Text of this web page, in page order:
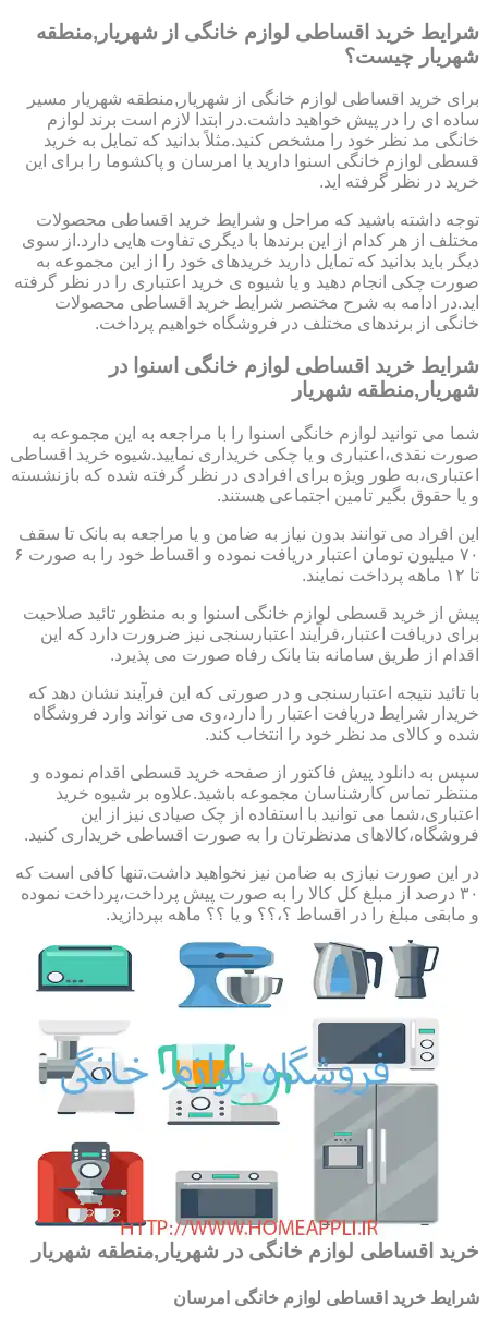
شرایط خرید اقساطی لوازم خانگی از شهریار,منطقه
شهریار چیست؟
برای خرید اقساطی لوازم خانگی از شهریار,منطقه شهریار مسیر
ساده ای را در پیش خواهید داشت.در ابتدا لازم است برند لوازم
خانگی مد نظر خود را مشخص کنید.مثلاً بدانید که تمایل به خرید
قسطی لوازم خانگی اسنوا دارید یا امرسان و پاکشوما را برای این
خرید در نظر گرفته اید.
توجه داشته باشید که مراحل و شرایط خرید اقساطی محصولات
مختلف از هر کدام از این برندها با دیگری تفاوت هایی دارد.از سوی
دیگر باید بدانید که تمایل دارید خریدهای خود را از این مجموعه به
صورت چکی انجام دهید و یا شیوه ی خرید اعتباری را در نظر گرفته
اید.در ادامه به شرح مختصر شرایط خرید اقساطی محصولات
خانگی از برندهای مختلف در فروشگاه خواهیم پرداخت.
شرایط خرید اقساطی لوازم خانگی اسنوا در
شهریار,منطقه شهریار
شما می توانید لوازم خانگی اسنوا را با مراجعه به این مجموعه به
صورت نقدی،اعتباری و یا چکی خریداری نمایید.شیوه خرید اقساطی
اعتباری،به طور ویژه برای افرادی در نظر گرفته شده که بازنشسته
و یا حقوق بگیر تامین اجتماعی هستند.
این افراد می توانند بدون نیاز به ضامن و یا مراجعه به بانک تا سقف
۷۰ میلیون تومان اعتبار دریافت نموده و اقساط خود را به صورت ۶
تا ۱۲ ماهه پرداخت نمایند.
پیش از خرید قسطی لوازم خانگی اسنوا و به منظور تائید صلاحیت
برای دریافت اعتبار،فرآیند اعتبارسنجی نیز ضرورت دارد که این
اقدام از طریق سامانه بتا بانک رفاه صورت می پذیرد.
با تائید نتیجه اعتبارسنجی و در صورتی که این فرآیند نشان دهد که
خریدار شرایط دریافت اعتبار را دارد،وی می تواند وارد فروشگاه
شده و کالای مد نظر خود را انتخاب کند.
سپس به دانلود پیش فاکتور از صفحه خرید قسطی اقدام نموده و
منتظر تماس کارشناسان مجموعه باشید.علاوه بر شیوه خرید
اعتباری،شما می توانید با استفاده از چک صیادی نیز از این
فروشگاه،کالاهای مدنظرتان را به صورت اقساطی خریداری کنید.
در این صورت نیازی به ضامن نیز نخواهید داشت.تنها کافی است که
۳۰ درصد از مبلغ کل کالا را به صورت پیش پرداخت،پرداخت نموده
و مابقی مبلغ را در اقساط ؟،؟؟ و یا ؟؟ ماهه بپردازید.
خرید اقساطی لوازم خانگی در شهریار,منطقه شهریار
شرایط خرید اقساطی لوازم خانگی امرسان